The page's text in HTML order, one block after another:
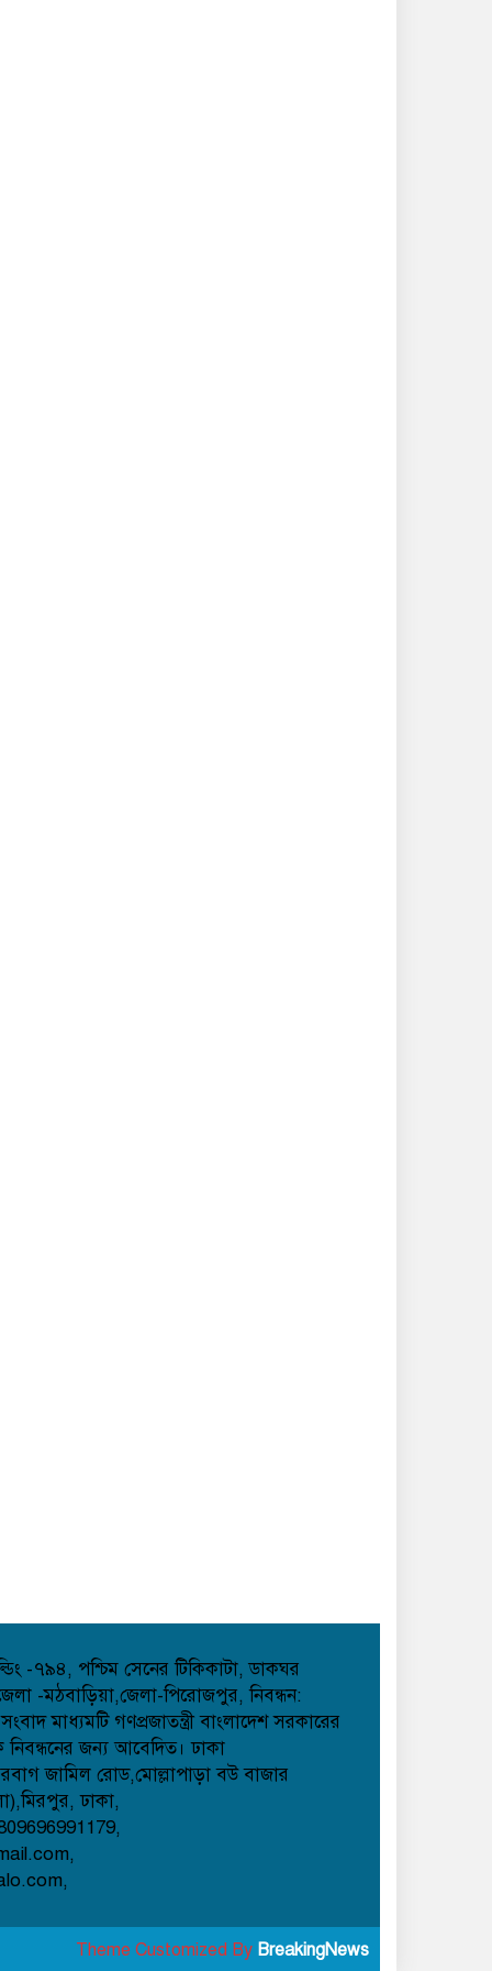
-৭৯৪, পশ্চিম সেনের টিকিকাটা, ডাকঘর
-মঠবাড়িয়া,জেলা-পিরোজপুর, নিবন্ধন:
মাধ্যমটি গণপ্রজাতন্ত্রী বাংলাদেশ সরকারের
নিবন্ধনের জন্য আবেদিত। ঢাকা
জামিল রোড,মোল্লাপাড়া বউ বাজার
ঢাকা,
Theme Customized By BreakingNews